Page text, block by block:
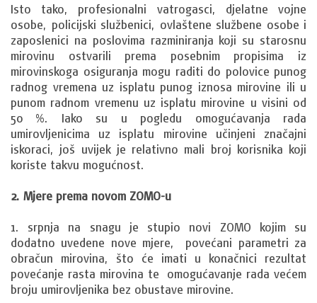
Isto tako, profesionalni vatrogasci, djelatne vojne
osobe, policijski službenici, ovlaštene službene osobe i
zaposlenici na poslovima razminiranja koji su starosnu
mirovinu ostvarili prema posebnim propisima iz
mirovinskoga osiguranja mogu raditi do polovice punog
radnog vremena uz isplatu punog iznosa mirovine ili u
punom radnom vremenu uz isplatu mirovine u visini od
50 %. Iako su u pogledu omogućavanja rada
umirovljenicima uz isplatu mirovine učinjeni značajni
iskoraci, još uvijek je relativno mali broj korisnika koji
koriste takvu mogućnost.
2. Mjere prema novom ZOMO-u
1. srpnja na snagu je stupio novi ZOMO kojim su
dodatno uvedene nove mjere, povećani parametri za
obračun mirovina, što će imati u konačnici rezultat
povećanje rasta mirovina te omogućavanje rada većem
broju umirovljenika bez obustave mirovine.